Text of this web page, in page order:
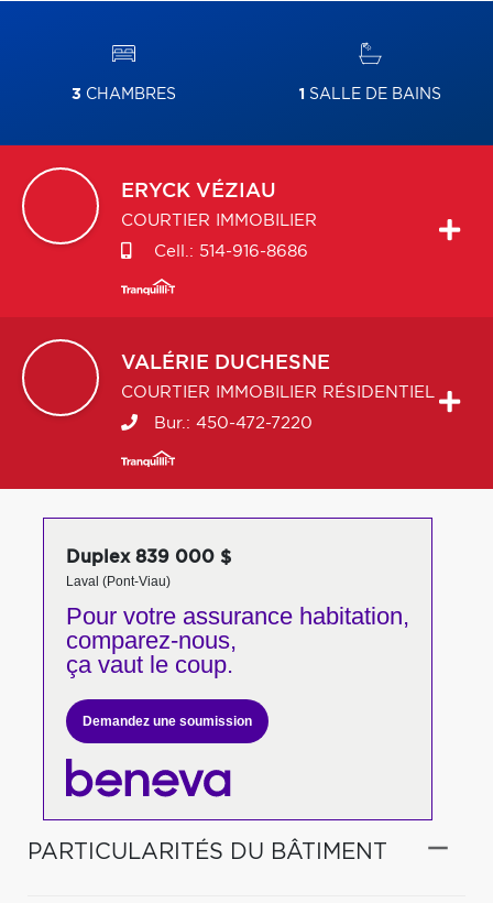
3 CHAMBRES 1 SALLE DE BAINS
ERYCK VÉZIAU
COURTIER IMMOBILIER
Cell.: 514-916-8686
VALÉRIE DUCHESNE
COURTIER IMMOBILIER RÉSIDENTIEL
Bur.: 450-472-7220
Duplex 839 000 $
Laval (Pont-Viau)
Pour votreassurance habitation,
comparez-nous,
ça vaut le coup.
Demandez une soumission
PARTICULARITÉS DU BÂTIMENT